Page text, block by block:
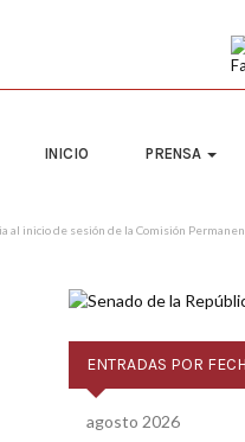
INICIO PRENSA
al inicio de sesión de la Comisión
ENTRADAS POR
agosto 2026